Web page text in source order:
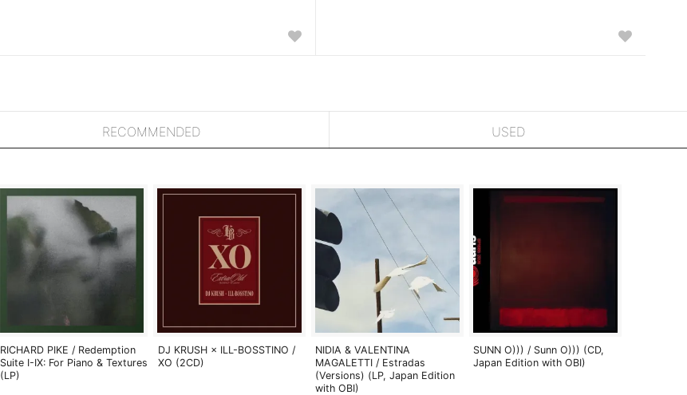
RECOMMENDED USED
RICHARD PIKE / Redemption
Suite I-IX: For Piano & Textures
(LP)
DJ KRUSH × ILL-BOSSTINO /
XO (2CD)
NIDIA & VALENTINA
MAGALETTI / Estradas
(Versions) (LP, Japan Edition
with OBI)
SUNN O))) / Sunn O))) (CD,
Japan Edition with OBI)